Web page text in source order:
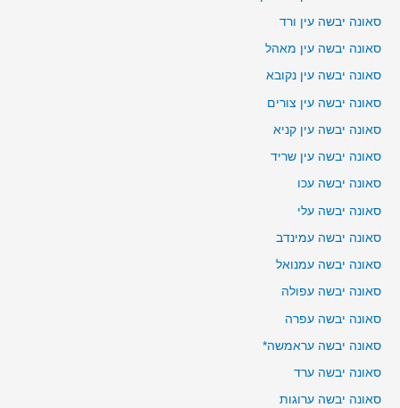
סאונה יבשה עין ורד
סאונה יבשה עין מאהל
סאונה יבשה עין נקובא
סאונה יבשה עין צורים
סאונה יבשה עין קניא
סאונה יבשה עין שריד
סאונה יבשה עכו
סאונה יבשה עלי
סאונה יבשה עמינדב
סאונה יבשה עמנואל
סאונה יבשה עפולה
סאונה יבשה עפרה
סאונה יבשה עראמשה*
סאונה יבשה ערד
סאונה יבשה ערוגות